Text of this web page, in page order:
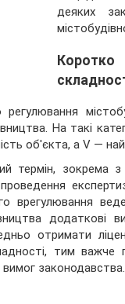
деяких
На такі
об'єкта, а V —
термін, зокрема з
врегулювання
отримати
тим важче
законодавства.